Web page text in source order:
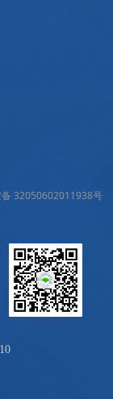
32050602011938号